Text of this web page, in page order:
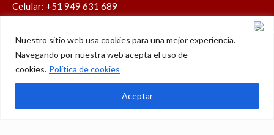
Nuestro sitio web usa cookies para una mejor experiencia.
Navegando por nuestra web acepta el uso de
cookies. Política de cookies
Aceptar
Celular: +51 949 631 689
prensa@perucatolico.com
www.perucatolico.com
«14 años evangelizando el Perú»